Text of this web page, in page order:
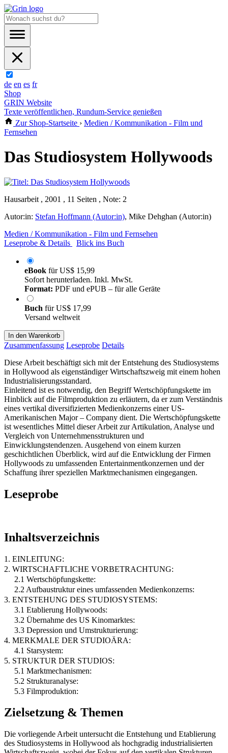
de en es fr
Shop
GRIN Website
Texte veröffentlichen, Rundum-Service genießen
Zur Shop-Startseite › Medien / Kommunikation - Film und
Fernsehen
Das Studiosystem Hollywoods
Hausarbeit , 2001 , 11 Seiten , Note: 2
Autor:in: Stefan Hoffmann (Autor:in), Mike Dehghan (Autor:in)
Medien / Kommunikation - Film und Fernsehen
Leseprobe & Details
Blick ins Buch
eBook fürUS$ 15,99
Sofort herunterladen. Inkl. MwSt.
Format: PDF und ePUB – für alle Geräte
Buch fürUS$ 17,99
Versand weltweit
In den Warenkorb
Zusammenfassung Leseprobe Details
Diese Arbeit beschäftigt sich mit der Entstehung des Studiosystems
in Hollywood als eigenständiger Wirtschaftszweig mit einem hohen
Industrialisierungsstandard.
Einleitend ist es notwendig, den Begriff Wertschöpfungskette im
Hinblick auf die Filmproduktion zu erläutern, da er zum Verständnis
eines vertikal diversifizierten Medienkonzerns einer US-
Amerikanischen Major – Company dient. Die Wertschöpfungskette
ist wesentliches Mittel dieser Arbeit zur Artikulation, Analyse und
Vergleich von Unternehmensstrukturen und
Einwicklungstendenzen. Ausgehend von einem kurzen
geschichtlichen Überblick, wird auf die Entwicklung der Firmen
Hollywoods zu umfassenden Entertainmentkonzernen und der
Schaffung ihrer speziellen Marktmechanismen eingegangen.
Leseprobe
Inhaltsverzeichnis
1. EINLEITUNG:
2. WIRTSCHAFTLICHE VORBETRACHTUNG:
2.1 Wertschöpfungskette:
2.2 Aufbaustruktur eines umfassenden Medienkonzerns:
3. ENTSTEHUNG DES STUDIOSYSTEMS:
3.1 Etablierung Hollywoods:
3.2 Übernahme des US Kinomarktes:
3.3 Depression und Umstrukturierung:
4. MERKMALE DER STUDIOÄRA:
4.1 Starsystem:
5. STRUKTUR DER STUDIOS:
5.1 Marktmechanismen:
5.2 Strukturanalyse:
5.3 Filmproduktion:
Zielsetzung & Themen
Die vorliegende Arbeit untersucht die Entstehung und Etablierung
des Studiosystems in Hollywood als hochgradig industrialisierten